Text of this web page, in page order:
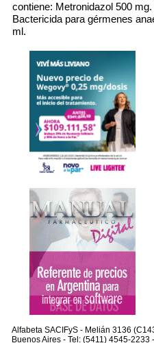
contiene: Metronidazol 500 mg.
Bactericida para gérmenes
ml.
Alfabeta SACIFyS - Melián 3136
Buenos Aires - Tel: (5411) 4545-2233